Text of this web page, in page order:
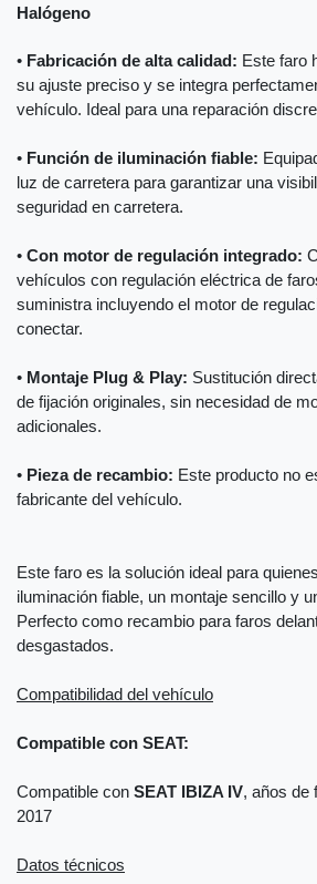
Halógeno
• Fabricación de alta calidad: Este faro
su ajuste preciso y se integra
vehículo. Ideal para una reparación
• Función de iluminación fiable:
luz de carretera para garantizar una
seguridad en carretera.
• Con motor de regulación integrado:
vehículos con regulación eléctrica de
suministra incluyendo el motor de
conectar.
• Montaje Plug & Play: Sustitución
de fijación originales, sin necesidad de
adicionales.
• Pieza de recambio: Este producto no
fabricante del vehículo.
Este faro es la solución ideal para
iluminación fiable, un montaje sencillo y
Perfecto como recambio para faros
desgastados.
Compatibilidad del vehículo
Compatible con SEAT:
Compatible con SEAT IBIZA IV, años de
2017
Datos técnicos